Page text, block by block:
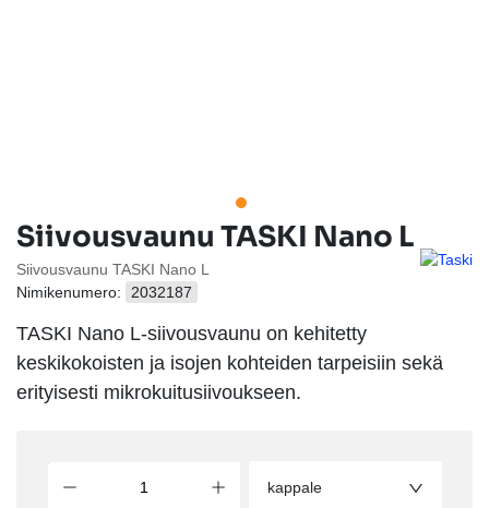
Siivousvaunu TASKI Nano L
Siivousvaunu TASKI Nano L
Nimikenumero:
2032187
TASKI Nano L-siivousvaunu on kehitetty
keskikokoisten ja isojen kohteiden tarpeisiin sekä
erityisesti mikrokuitusiivoukseen.
kappale